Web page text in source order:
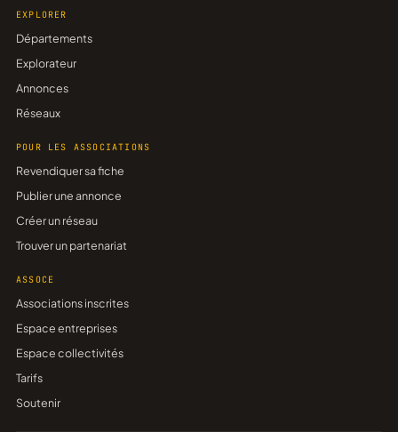
EXPLORER
Départements
Explorateur
Annonces
Réseaux
POUR LES ASSOCIATIONS
Revendiquer sa fiche
Publier une annonce
Créer un réseau
Trouver un partenariat
ASSOCE
Associations inscrites
Espace entreprises
Espace collectivités
Tarifs
Soutenir